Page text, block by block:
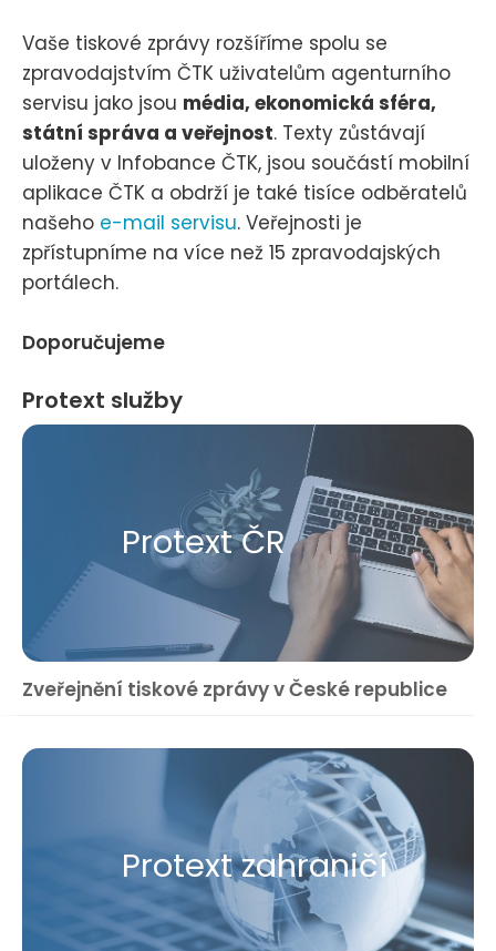
Vaše tiskové zprávy rozšíříme spolu se
zpravodajstvím ČTK uživatelům agenturního
servisu jako jsou média, ekonomická sféra,
státní správa a veřejnost. Texty zůstávají
uloženy v Infobance ČTK, jsou součástí mobilní
aplikace ČTK a obdrží je také tisíce odběratelů
našeho e-mail servisu. Veřejnosti je
zpřístupníme na více než 15 zpravodajských
portálech.
Doporučujeme
Protext služby
Protext ČR
Zveřejnění tiskové zprávy v České republice
Protext zahraničí